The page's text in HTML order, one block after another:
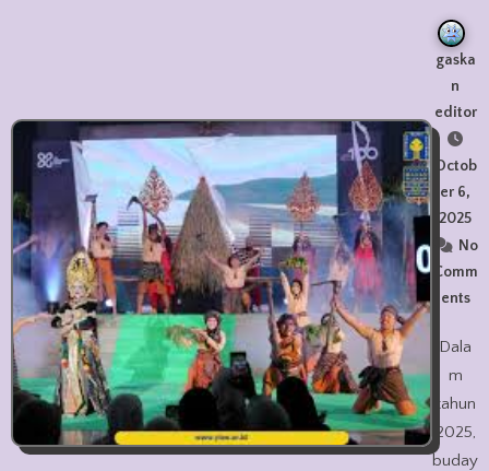
gaska
n
editor
Octob
er 6,
2025
No
Comm
ents
Dala
m
tahun
2025,
buday